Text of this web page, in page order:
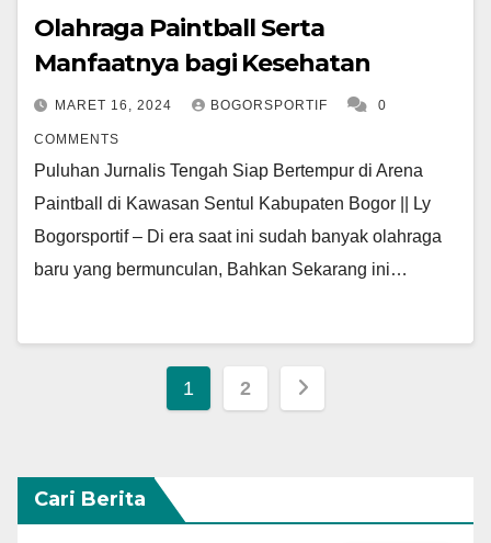
Olahraga Paintball Serta
Manfaatnya bagi Kesehatan
MARET 16, 2024 BOGORSPORTIF 0
COMMENTS
Puluhan Jurnalis Tengah Siap Bertempur di Arena
Paintball di Kawasan Sentul Kabupaten Bogor || Ly
Bogorsportif – Di era saat ini sudah banyak olahraga
baru yang bermunculan, Bahkan Sekarang ini…
Navigasi
1 2
Cari Berita